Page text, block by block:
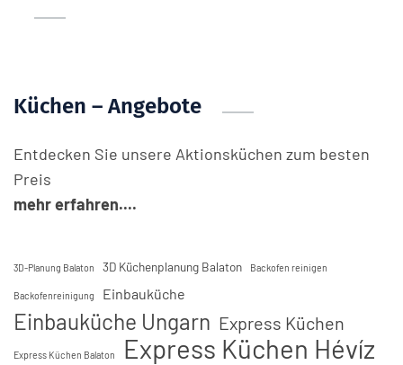
Küchen – Angebote
Entdecken Sie unsere Aktionsküchen zum besten
Preis
mehr erfahren....
3D-Planung Balaton 3D Küchenplanung Balaton Backofen reinigen
Backofenreinigung Einbauküche
Einbauküche Ungarn Express Küchen
Express Küchen Balaton Express Küchen Hévíz